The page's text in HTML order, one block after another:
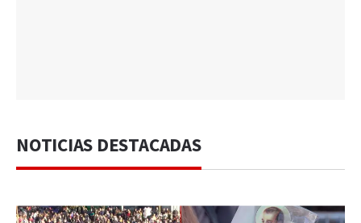
NOTICIAS DESTACADAS